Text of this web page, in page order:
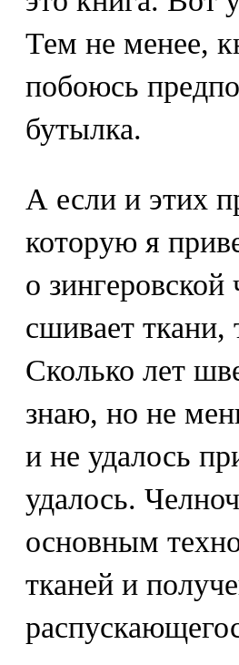
Тем не менее,
побоюсь
бутылка.
А если и этих
которую я
о
сшивает
Сколько лет
знаю, но не
и не удалось
удалось.
основным
тканей и